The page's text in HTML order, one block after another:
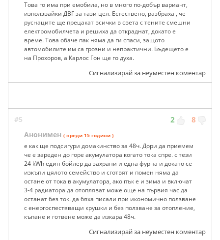
Това го има при емобила, но в много по-добър вариант,
използвайки ДВГ за тази цел. Естествено, разбраха , че
руснаците ще прецакат всички в света с тените смешни
електромобилчета и решиха да откраднат, докато е
време. Това обаче пак няма да ги спаси, защото
автомобилите им са грозни и непрактични. Бъдещето е
на Прохоров, а Карлос Гон ще го духа.
Сигнализирай за неуместен коментар
#5 2 8
Анонимен ( преди 15 години )
е как ще подсигури домакинство за 48ч. Дори да приемем
че е зареден до горе акумулатора когато тока спре. с тези
24 kWh един бойлер да захрани и една фурна и докато се
изкъпи цялото семейство и сготвят и помен няма да
остане от тока в акумулатора, ако пък е и зима и включат
3-4 радиатора да отопляват може още на първия час да
останат без ток. да бяха писали при икономично ползване
с енергоспестяващи крушки и без ползване за отопление,
къпане и готвене може да изкара 48ч.
Сигнализирай за неуместен коментар